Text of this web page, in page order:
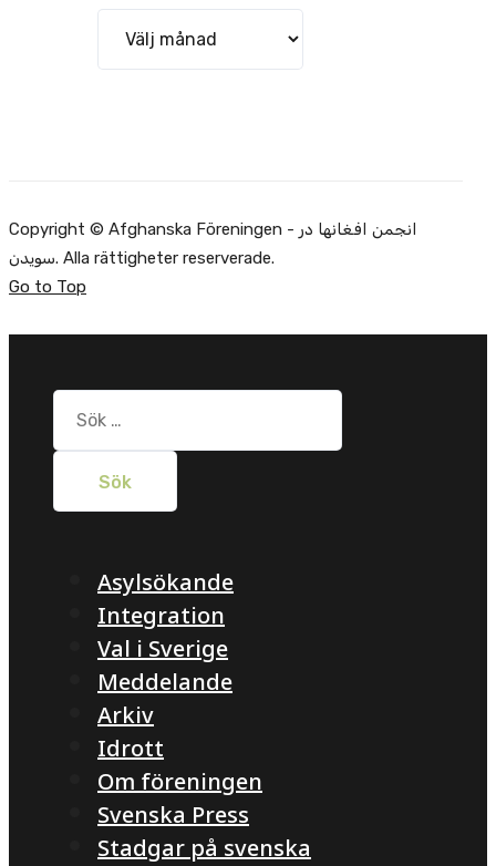
Copyright © Afghanska Föreningen - انجمن افغانها در
سویدن. Alla rättigheter reserverade.
Go to Top
Sök
efter:
Asylsökande
Integration
Val i Sverige
Meddelande
Arkiv
Idrott
Om föreningen
Svenska Press
Stadgar på svenska